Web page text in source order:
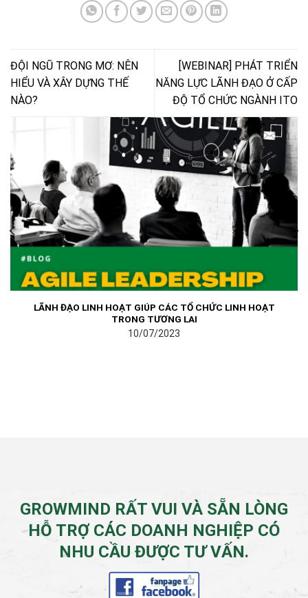
ĐỘI NGŨ TRONG MƠ: NÊN
HIỂU VÀ XÂY DỰNG THẾ
NÀO?
[WEBINAR] PHÁT TRIỂN
NĂNG LỰC LÃNH ĐẠO Ở CẤP
ĐỘ TỔ CHỨC NGÀNH ITO
LÃNH ĐẠO LINH HOẠT GIÚP CÁC TỔ CHỨC LINH HOẠT
TRONG TƯƠNG LAI
10/07/2023
GROWMIND RẤT VUI VÀ SẴN LÒNG
HỖ TRỢ CÁC DOANH NGHIỆP CÓ
NHU CẦU ĐƯỢC TƯ VẤN.